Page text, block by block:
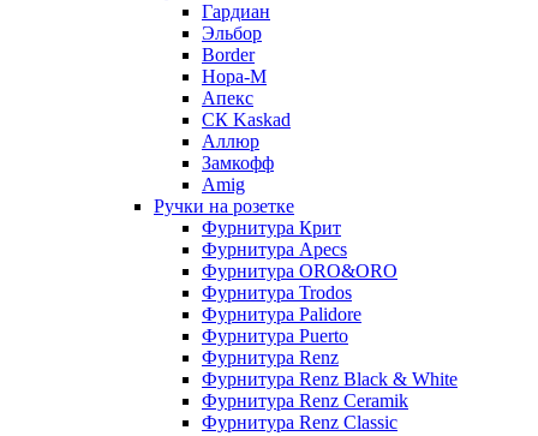
Гардиан
Эльбор
Border
Нора-М
Апекс
CК Kaskad
Аллюр
Замкофф
Amig
Ручки на розетке
Фурнитура Крит
Фурнитура Apecs
Фурнитура ORO&ORO
Фурнитура Trodos
Фурнитура Palidore
Фурнитура Puerto
Фурнитура Renz
Фурнитура Renz Black & White
Фурнитура Renz Ceramik
Фурнитура Renz Classic